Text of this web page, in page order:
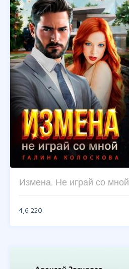
Измена. Не играй со мной
4,6 220